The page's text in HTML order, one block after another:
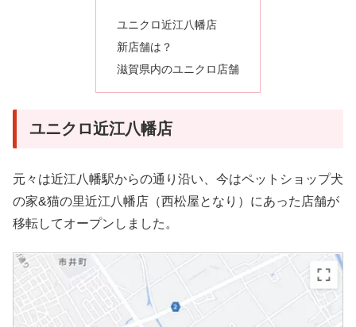
ユニクロ近江八幡店
新店舗は？
滋賀県内のユニクロ店舗
ユニクロ近江八幡店
元々は近江八幡駅からの通り沿い、今はペットショップ犬
の家&猫の里近江八幡店（西松屋となり）にあった店舗が
移転してオープンしました。